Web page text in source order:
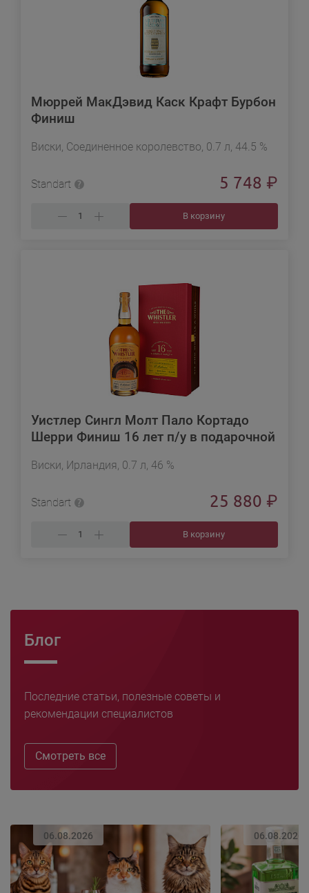
Мюррей МакДэвид Каск Крафт Бурбон
Финиш
Виски, Соединенное королевство, 0.7 л, 44.5 %
Standart 5 748 ₽
В корзину
Уистлер Сингл Молт Пало Кортадо
Шерри Финиш 16 лет п/у в подарочной
Виски, Ирландия, 0.7 л, 46 %
Standart 25 880 ₽
В корзину
Блог
Последние статьи, полезные советы и
рекомендации специалистов
Смотреть все
06.08.2026 06.08.2026